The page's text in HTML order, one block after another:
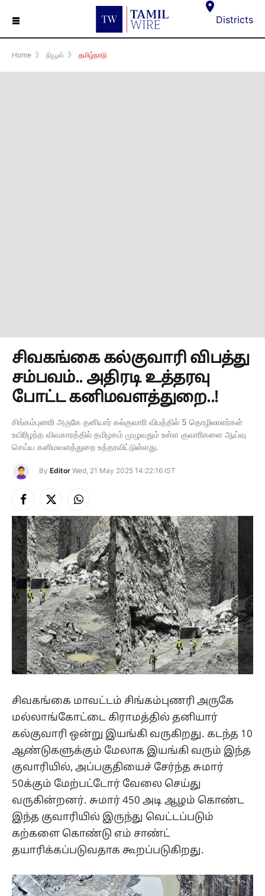
☰ Districts
Home 》 நியூஸ் 》 தமிழ்நாடு
சிவகங்கை கல்குவாரி விபத்து
சம்பவம்.. அதிரடி உத்தரவு
போட்ட கனிமவளத்துறை..!
சிங்கம்புணரி அருகே தனியார் கல்குவாரி விபத்தில் 5 தொழிலாளர்கள்
உயிரிழந்த விவகாரத்தில் தமிழகம் முழுவதும் உள்ள குவாரிகளை ஆய்வு
செய்ய கனிமவளத்துறை உத்தரவிட்டுள்ளது.
By Editor Wed, 21 May 2025 14:22:16 IST
Facebook
X
(Twitter)
Instagram
சிவகங்கை மாவட்டம் சிங்கம்புணரி அருகே
மல்லாங்கோட்டை கிராமத்தில் தனியார்
கல்குவாரி ஒன்று இயங்கி வருகிறது. கடந்த 10
ஆண்டுகளுக்கும் மேலாக இயங்கி வரும் இந்த
குவாரியில், அப்பகுதியைச் சேர்ந்த சுமார்
50க்கும் மேற்பட்டோர் வேலை செய்து
வருகின்றனர். சுமார் 450 அடி ஆழம் கொண்ட
இந்த குவாரியில் இருந்து வெட்டப்படும்
கற்களை கொண்டு எம் சாண்ட்
தயாரிக்கப்படுவதாக கூறப்படுகிறது.